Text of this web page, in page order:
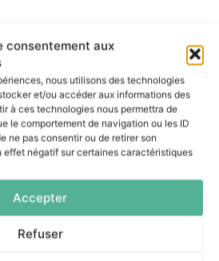
consentement aux
nous utilisons des technologies
et/ou accéder aux informations des
à ces technologies nous permettra de
le comportement de navigation ou les ID
ne pas consentir ou de retirer son
effet négatif sur certaines caractéristiques
Accepter
Refuser
aux entreprises d’adopter une
évolutive et responsable, tout
conformité
génératives ne revient pas à les